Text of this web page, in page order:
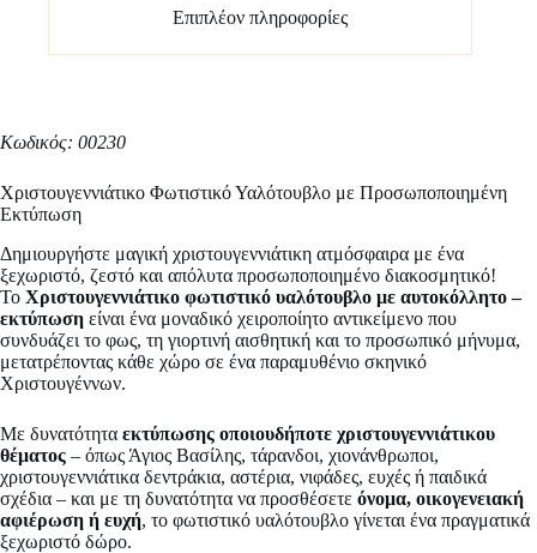
Επιπλέον πληροφορίες
Κωδικός: 00230
Χριστουγεννιάτικο Φωτιστικό Υαλότουβλο με Προσωποποιημένη
Εκτύπωση
Δημιουργήστε μαγική χριστουγεννιάτικη ατμόσφαιρα με ένα
ξεχωριστό, ζεστό και απόλυτα προσωποποιημένο διακοσμητικό!
Το Χριστουγεννιάτικο φωτιστικό υαλότουβλο με αυτοκόλλητο –
εκτύπωση είναι ένα μοναδικό χειροποίητο αντικείμενο που
συνδυάζει το φως, τη γιορτινή αισθητική και το προσωπικό μήνυμα,
μετατρέποντας κάθε χώρο σε ένα παραμυθένιο σκηνικό
Χριστουγέννων.
Με δυνατότητα εκτύπωσης οποιουδήποτε χριστουγεννιάτικου
θέματος – όπως Άγιος Βασίλης, τάρανδοι, χιονάνθρωποι,
χριστουγεννιάτικα δεντράκια, αστέρια, νιφάδες, ευχές ή παιδικά
σχέδια – και με τη δυνατότητα να προσθέσετε όνομα, οικογενειακή
αφιέρωση ή ευχή, το φωτιστικό υαλότουβλο γίνεται ένα πραγματικά
ξεχωριστό δώρο.